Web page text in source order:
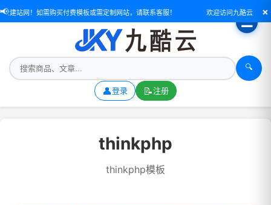
📢建站网！如需购买付费模板或需定制网站，请联系客服！ 欢迎访问九酷云建站×
🔍
👤登录 📝注册
☰
thinkphp
thinkphp模板